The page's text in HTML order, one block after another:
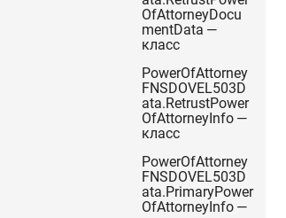
OfAttorneyDocu
mentData —
класс
PowerOfAttorney
FNSDOVEL503D
ata.RetrustPower
OfAttorneyInfo —
класс
PowerOfAttorney
FNSDOVEL503D
ata.PrimaryPower
OfAttorneyInfo —